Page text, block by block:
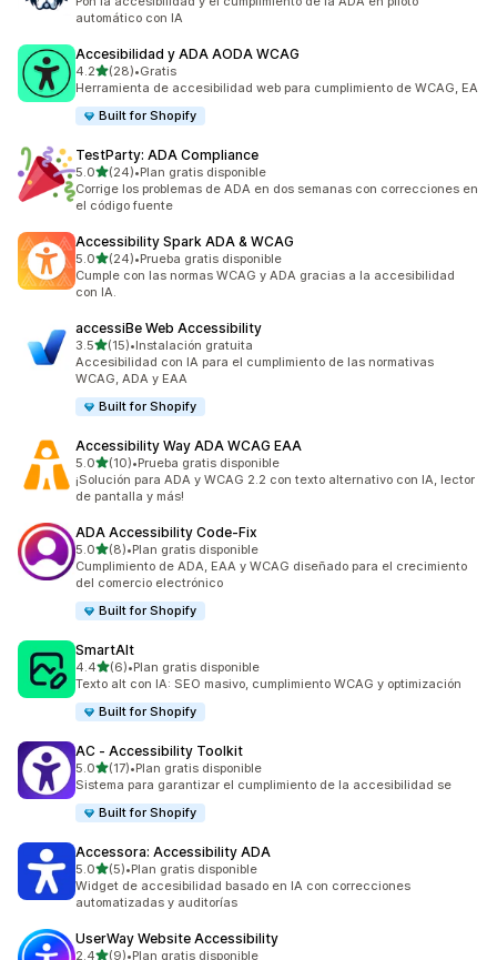
automático con IA
Accesibilidad y ADA AODA WCAG
4.2de 5 estrellas
(28)
28 reseñas en total
•Gratis
Herramienta de accesibilidad web para cumplimiento de WCAG, EA
Built for Shopify
TestParty: ADA Compliance
5.0de 5 estrellas
(24)
24 reseñas en total
•Plan gratis disponible
Corrige los problemas de ADA en dos semanas con correcciones en
el código fuente
Accessibility Spark ADA & WCAG
5.0de 5 estrellas
(24)
24 reseñas en total
•Prueba gratis disponible
Cumple con las normas WCAG y ADA gracias a la accesibilidad
con IA.
accessiBe Web Accessibility
3.5de 5 estrellas
(15)
15 reseñas en total
•Instalación gratuita
Accesibilidad con IA para el cumplimiento de las normativas
WCAG, ADA y EAA
Built for Shopify
Accessibility Way ADA WCAG EAA
5.0de 5 estrellas
(10)
10 reseñas en total
•Prueba gratis disponible
¡Solución para ADA y WCAG 2.2 con texto alternativo con IA, lector
de pantalla y más!
ADA Accessibility Code‑Fix
5.0de 5 estrellas
(8)
8 reseñas en total
•Plan gratis disponible
Cumplimiento de ADA, EAA y WCAG diseñado para el crecimiento
del comercio electrónico
Built for Shopify
SmartAlt
4.4de 5 estrellas
(6)
6 reseñas en total
•Plan gratis disponible
Texto alt con IA: SEO masivo, cumplimiento WCAG y optimización
Built for Shopify
AC ‑ Accessibility Toolkit
5.0de 5 estrellas
(17)
17 reseñas en total
•Plan gratis disponible
Sistema para garantizar el cumplimiento de la accesibilidad se
Built for Shopify
Accessora: Accessibility ADA
5.0de 5 estrellas
(5)
5 reseñas en total
•Plan gratis disponible
Widget de accesibilidad basado en IA con correcciones
automatizadas y auditorías
UserWay Website Accessibility
2.4de 5 estrellas
(9)•Plan gratis disponible